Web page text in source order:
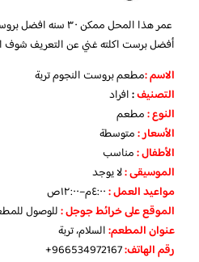
عمر هذا المحل ممكن
أفضل برست اكلته غني عن التعريف شوف
الاسم :مطعم بروست النجوم تربة
التصنيف:افراد
النوع :مطعم
الأسعار:متوسطة
الأطفال:مناسب
الموسيقى :لا يوجد
مواعيد العمل :٤:٠٠م–١٢:٠٠ص
الموقع على خرائط جوجل:للوصول
عنوان المطعم:السلام، تربة
رقم الهاتف: